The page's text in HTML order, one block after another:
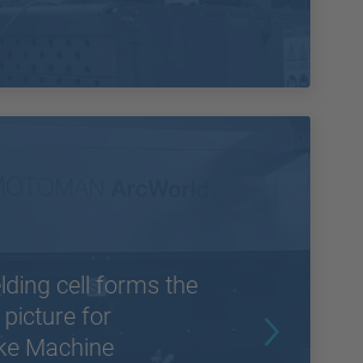
cell forms the
for
Machine